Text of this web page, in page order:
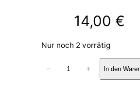
14,00 €
Nur noch 2 vorrätig
− + In den